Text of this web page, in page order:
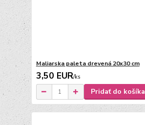
Maliarska paleta drevená 20x30 cm
3,50 EUR/ks
Pridať do košíka